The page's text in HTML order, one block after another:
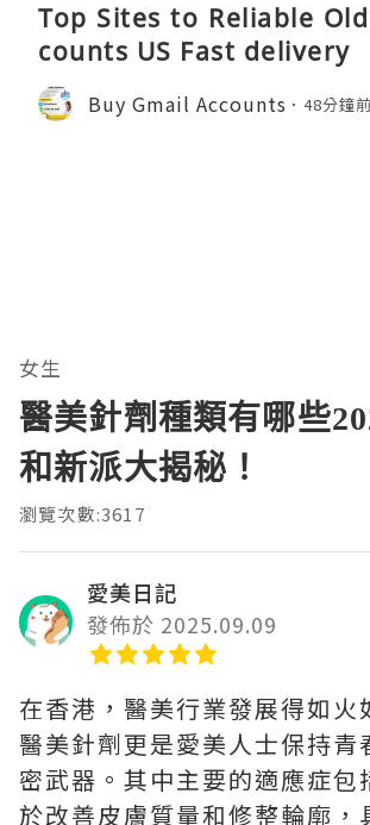
Top Sites to Reliable
counts US Fast delivery
Buy Gmail Accounts 48分鐘前
女生
醫美針劑種類有哪些
和新派大揭秘！
瀏覽次數:3617
愛美日記
發佈於 2025.09.09
在香港，醫美行業發展得如火
醫美針劑更是愛美人士保持青
密武器。其中主要的適應症包
於改善皮膚質量和修整輪廓，